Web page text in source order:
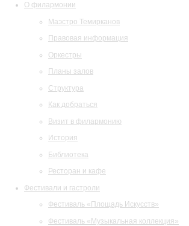
О филармонии
Маэстро Темирканов
Правовая информация
Оркестры
Планы залов
Структура
Как добраться
Визит в филармонию
История
Библиотека
Ресторан и кафе
Фестивали и гастроли
Фестиваль «Площадь Искусств»
Фестиваль «Музыкальная коллекция»